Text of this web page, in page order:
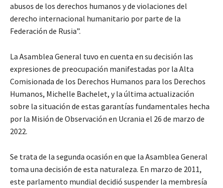
abusos de los derechos humanos y de violaciones del
derecho internacional humanitario por parte de la
Federación de Rusia”.
La Asamblea General tuvo en cuenta en su decisión las
expresiones de preocupación manifestadas por la Alta
Comisionada de los Derechos Humanos para los Derechos
Humanos, Michelle Bachelet, y la última actualización
sobre la situación de estas garantías fundamentales hecha
por la Misión de Observación en Ucrania el 26 de marzo de
2022.
Se trata de la segunda ocasión en que la Asamblea General
toma una decisión de esta naturaleza. En marzo de 2011,
este parlamento mundial decidió suspender la membresía